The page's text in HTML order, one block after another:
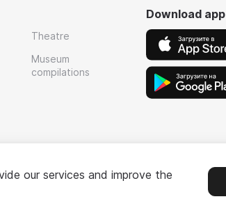
Theatre
Museum
compilations
Download app
our services and improve the